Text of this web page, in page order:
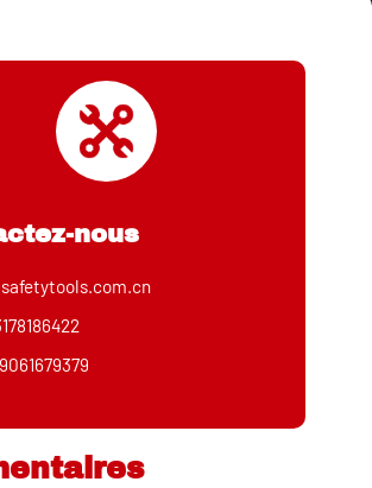
nous